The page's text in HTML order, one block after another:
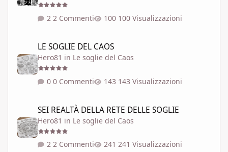
2 Commenti 100 Visualizzazioni
LE SOGLIE DEL CAOS
Hero81 in Le soglie del Caos
0 Commenti 143 Visualizzazioni
SEI REALTÀ DELLA RETE DELLE SOGLIE
Hero81 in Le soglie del Caos
2 Commenti 241 Visualizzazioni